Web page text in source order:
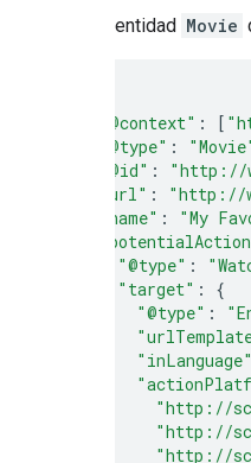
Una entidad Movie
"@context" : [
"@type" :
"@id" : "http://
"url" : "http://
"name" : "My
"@type" :
"target" :
{
"@type" :
"inLanguage"
"http://
"http://
"http://